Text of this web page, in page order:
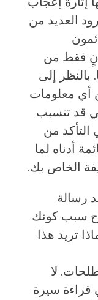
العديد من
كل سيرة ذاتية 5 ثوانٍ فقط من
بالنظر إلى
أي معلومات
قد تتسبب
من
أدناه لما
الخاص بك.
رسالة
سبب كونك
تريد هذا
لا
قراءة سيرة